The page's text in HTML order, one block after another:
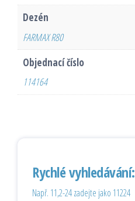
Dezén
FARMAX R80
Objednací číslo
114164
Rychlé vyhledávání:
Např. 11,2-24 zadejte jako 11224